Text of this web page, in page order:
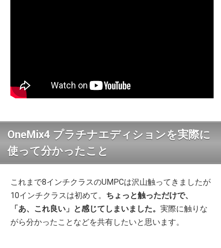
OneMix4 プラチナエディションを実際に
使って分かったこと
これまで8インチクラスのUMPCは沢山触ってきましたが
10インチクラスは初めて。 ちょっと触っただけで、
「あ、これ良い」と感じてしまいました。実際に触りな
がら分かったことなどを共有したいと思います。